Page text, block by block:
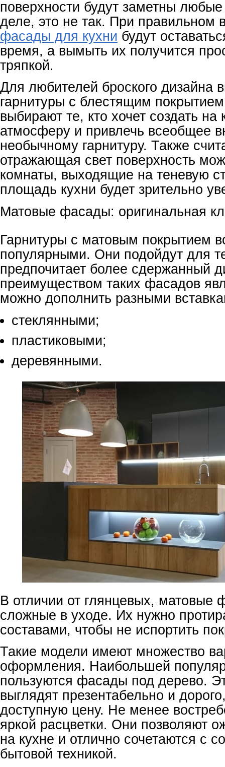
поверхности будут заметны
деле, это не так. При правильном
фасады для кухни будут
время, а вымыть их получится
тряпкой.
Для любителей броского дизайна
гарнитуры с блестящим
выбирают те, кто хочет создать на
атмосферу и привлечь всеобщее
необычному гарнитуру. Также
отражающая свет поверхность
комнаты, выходящие на теневую
площадь кухни будет зрительно
Матовые фасады: оригинальная
Гарнитуры с матовым покрытием
популярными. Они подойдут для
предпочитает более сдержанный
преимуществом таких фасадов
можно дополнить разными
стеклянными;
пластиковыми;
деревянными.
В отличии от глянцевых, матовые
сложные в уходе. Их нужно
составами, чтобы не испортить
Такие модели имеют множество
оформления. Наибольшей
пользуются фасады под дерево.
выглядят презентабельно и
доступную цену. Не менее
яркой расцветки. Они позволяют
на кухне и отлично сочетаются с
бытовой техникой.